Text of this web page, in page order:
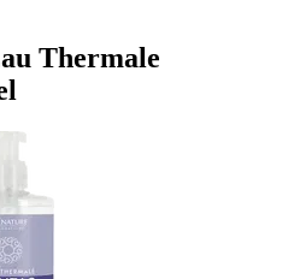
Thermale